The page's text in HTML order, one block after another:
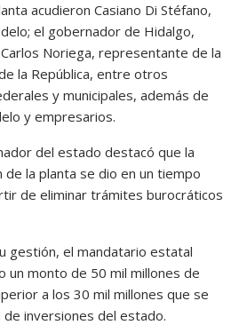
acudieron Casiano Di Stéfano,
el gobernador de Hidalgo,
Noriega, representante de la
la República, entre otros
y municipales, además de
y empresarios.
del estado destacó que la
de la planta se dio en un tiempo
de eliminar trámites burocráticos
gestión, el mandatario estatal
un monto de 50 mil millones de
a los 30 mil millones que se
inversiones del estado.